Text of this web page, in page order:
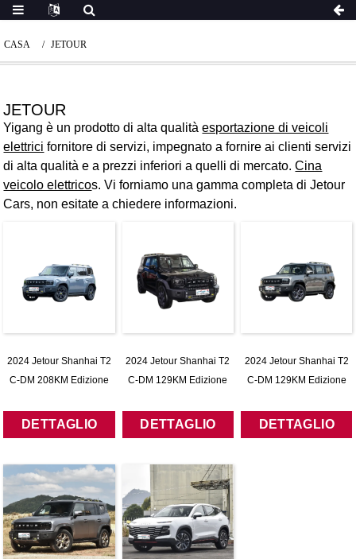
CASA JETOUR
JETOUR
Yigang è un prodotto di alta qualitàesportazione di veicoli
elettrici fornitore di servizi, impegnato a fornire ai clienti servizi
di alta qualità e a prezzi inferiori a quelli di mercato.Cina
veicolo elettricos. Vi forniamo una gamma completa di Jetour
Cars, non esitate a chiedere informazioni.
2024 Jetour Shanhai T2
C-DM 208KM Edizione
DETTAGLIO
2024 Jetour Shanhai T2
C-DM 129KM Edizione
DETTAGLIO
2024 Jetour Shanhai T2
C-DM 129KM Edizione
DETTAGLIO